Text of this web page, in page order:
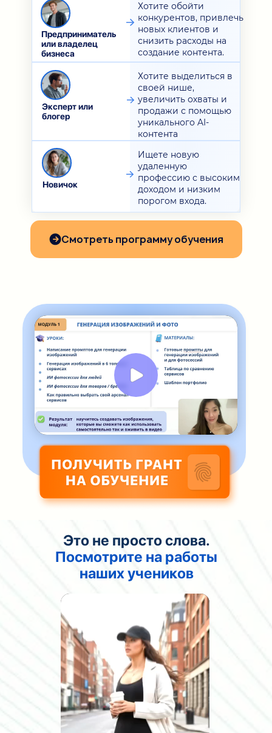
Ищете новую
удаленную
профессию с высоким
доходом и низким
порогом входа.
Новичок
Хотите выделиться в
своей нише,
увеличить охваты и
продажи с помощью
уникального AI-
контента
Эксперт или
блогер
Хотите обойти
конкурентов, привлечь
новых клиентов и
снизить расходы на
создание контента.
Предприниматель
или владелец
бизнеса
Смотреть программу обучения
Это не просто слова.
Посмотрите на работы
наших учеников